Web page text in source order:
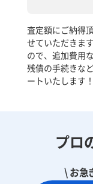
査定額にご納得
せていただきま
ので、追加費用
残債の手続きな
ートいたします！
プロ
\ お急